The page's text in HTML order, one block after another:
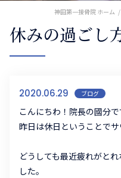
神田第一接骨院 ホーム
休みの過ごし
2020.06.29 ブログ
こんにちわ！院長の國分
昨日は休日ということでサ
どうしても最近疲れがと
した。